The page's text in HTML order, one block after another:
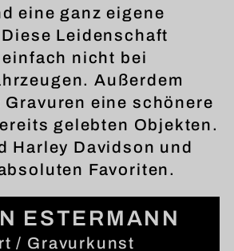
ESTERMANN
/ Gravurkunst
eine ganz eigene
Leidenschaft
nicht bei
Außerdem
Gravuren eine schönere
gelebten Objekten.
Harley Davidson und
Favoriten.